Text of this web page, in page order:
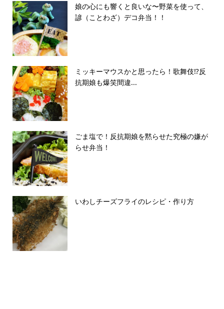
娘の心にも響くと良いな〜野菜を使って、
諺（ことわざ）デコ弁当！！
ミッキーマウスかと思ったら！歌舞伎⁉️反
抗期娘も爆笑間違...
ごま塩で！反抗期娘を黙らせた究極の嫌が
らせ弁当！
いわしチーズフライのレシピ・作り方